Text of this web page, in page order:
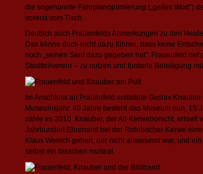
die sogenannte Fahrplanoptimierung („geiles Wort”)
vorerst vom Tisch.
Deutlich auch Frauenfelds Anmerkungen zu den
Das könne doch nicht dazu führen, dass keine
noch „seinen Senf dazu gegeben hat”. Frauenfeld
Stadtteilverein – zu nutzen und forderte Beteiligung
Im Anschluss an Frauenfeld erstattete Gustav
Museumsjahr. 40 Jahre besteht das Museum nun,
zähle es 2010. Knauber, der Alt-Kerweborscht,
Jahrhundert Ehrenamt bei der Rohrbacher Kerwe
Klaus Weirich gehen, der nicht anwesend war, und
selbst ein bisschen museal.